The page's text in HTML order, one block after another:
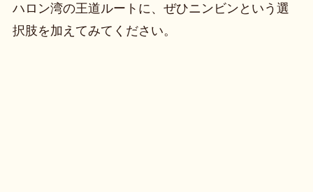
ハロン湾の王道ルートに、ぜひニンビンという選
択肢を加えてみてください。